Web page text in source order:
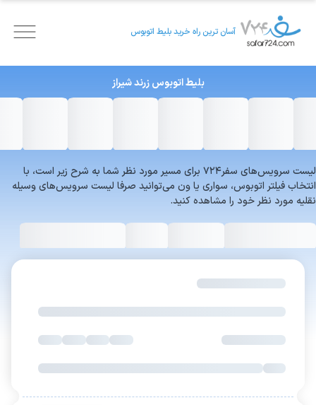
آسان ترین راه خرید بلیط اتوبوس
بلیط اتوبوس زرندشیراز
لیست سرویس‌های سفر۷۲۴ برای مسیر مورد نظر شما به شرح زیر است، با
انتخاب فیلتر اتوبوس، سواری یا ون می‌توانید صرفا لیست سرویس‌های وسیله
نقلیه مورد نظر خود را مشاهده کنید.